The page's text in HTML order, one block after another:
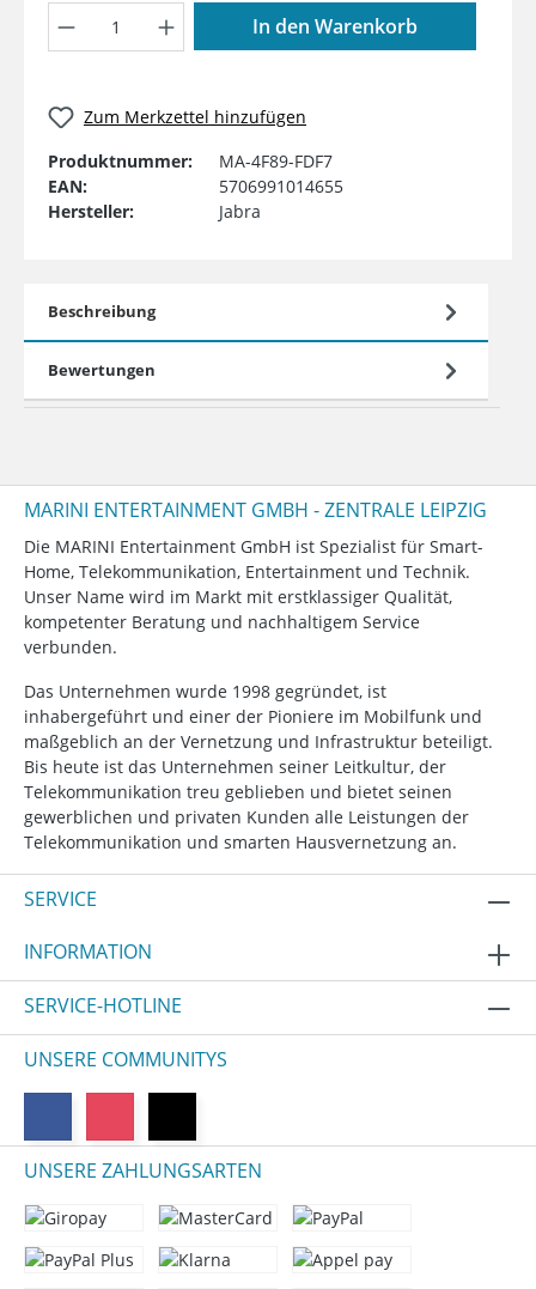
Produkt Anzahl: Gib den
In den Warenkorb
Zum Merkzettel hinzufügen
Produktnummer:
MA-4F89-FDF7
EAN:
5706991014655
Hersteller:
Jabra
Beschreibung
Bewertungen
MARINI ENTERTAINMENT GMBH - ZENTRALE LEIPZIG
Die MARINI Entertainment GmbH ist Spezialist für Smart-
Home, Telekommunikation, Entertainment und Technik.
Unser Name wird im Markt mit erstklassiger Qualität,
kompetenter Beratung und nachhaltigem Service
verbunden.
Das Unternehmen wurde 1998 gegründet, ist
inhabergeführt und einer der Pioniere im Mobilfunk und
maßgeblich an der Vernetzung und Infrastruktur beteiligt.
Bis heute ist das Unternehmen seiner Leitkultur, der
Telekommunikation treu geblieben und bietet seinen
gewerblichen und privaten Kunden alle Leistungen der
Telekommunikation und smarten Hausvernetzung an.
SERVICE
INFORMATION
SERVICE-HOTLINE
UNSERE COMMUNITYS
UNSERE ZAHLUNGSARTEN